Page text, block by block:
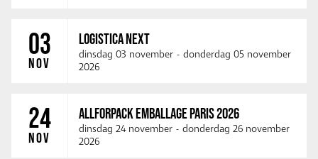
03
NOV
LOGISTICA NEXT
dinsdag 03 november - donderdag 05 november
2026
24
NOV
ALLFORPACK EMBALLAGE PARIS 2026
dinsdag 24 november - donderdag 26 november
2026